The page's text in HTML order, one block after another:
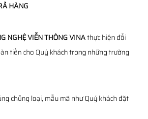
HÀNG
NGHỆ VIỄN THÔNG VINAthực hiện đổi
tiền cho Quý khách trong những trường
chủng loại, mẫu mã như Quý khách đặt